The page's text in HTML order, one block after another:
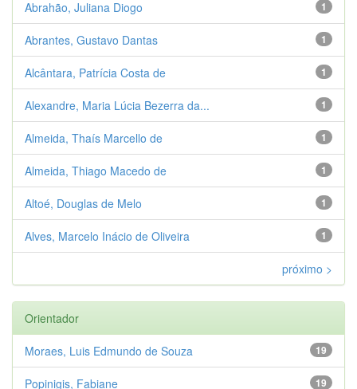
1
Abrahão, Juliana Diogo
1
Abrantes, Gustavo Dantas
1
Alcântara, Patrícia Costa de
1
Alexandre, Maria Lúcia Bezerra da...
1
Almeida, Thaís Marcello de
1
Almeida, Thiago Macedo de
1
Altoé, Douglas de Melo
1
Alves, Marcelo Inácio de Oliveira
próximo >
Orientador
19
Moraes, Luis Edmundo de Souza
19
Popinigis, Fabiane